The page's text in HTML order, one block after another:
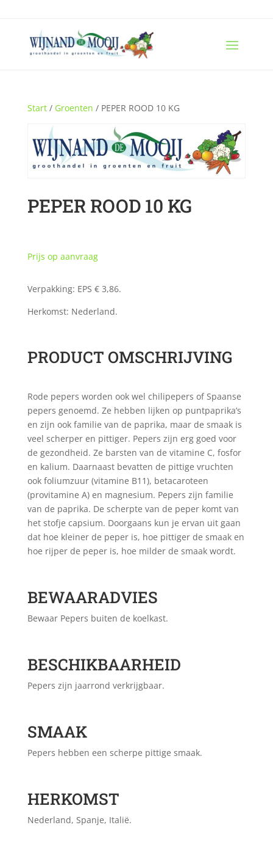
Start/ Groenten / PEPER ROOD 10 KG
PEPER ROOD 10 KG
Prijs op aanvraag
Verpakking: EPS € 3,86.
Herkomst: Nederland.
PRODUCT OMSCHRIJVING
Rode pepers worden ook wel chilipepers of Spaanse
pepers genoemd. Ze hebben lijken op puntpaprika’s
en zijn ook familie van de paprika, maar de smaak is
veel scherper en pittiger. Pepers zijn erg goed voor
de gezondheid. Ze barsten van de vitamine C, fosfor
en kalium. Daarnaast bevatten de pittige vruchten
ook foliumzuur (vitamine B11), betacaroteen
(provitamine A) en magnesium. Pepers zijn familie
van de paprika. De scherpte van de peper komt van
het stofje capsium. Doorgaans kun je ervan uit gaan
dat hoe kleiner de peper is, hoe pittiger de smaak en
hoe rijper de peper is, hoe milder de smaak wordt.
BEWAARADVIES
Bewaar Pepers buiten de koelkast.
BESCHIKBAARHEID
Pepers zijn jaarrond verkrijgbaar.
SMAAK
Pepers hebben een scherpe pittige smaak.
HERKOMST
Nederland, Spanje, Italië.